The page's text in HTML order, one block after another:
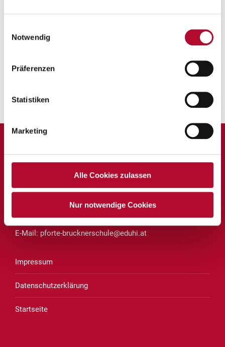
Notwendig
Präferenzen
Statistiken
Marketing
Alle Cookies zulassen
Nur notwendige Cookies
Zurück zur Übersicht
Private Volksschule und Mittelschule Linz
des Vereins für Franziskanische Bildung
Brucknerstraße 8
Telefon:0732 652256
E-Mail: pforte-brucknerschule@eduhi.at
Impressum
Datenschutzerklärung
Startseite